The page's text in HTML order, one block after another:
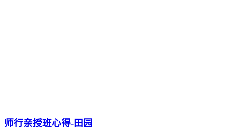
师行亲授班心得-田园